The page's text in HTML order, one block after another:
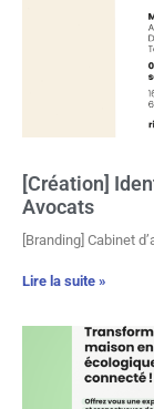
[Création]
Avocats
[Branding] Cabinet
Lire la suite »